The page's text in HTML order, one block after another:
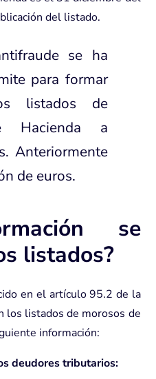
del listado.
se ha
para formar
listados de
Hacienda a
Anteriormente
de euros.
se
listados?
en el artículo 95.2 de la
los listados de morosos de
información:
deudores tributarios: